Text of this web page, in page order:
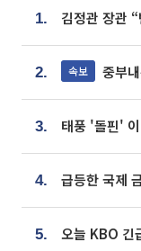
1.
2. 속보 중부
3.
4. 급등한 국제
5. 오늘 KBO 긴